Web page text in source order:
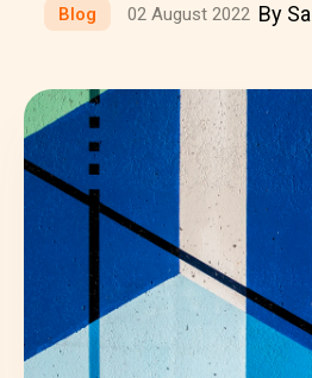
Blog 02 August 2022 By